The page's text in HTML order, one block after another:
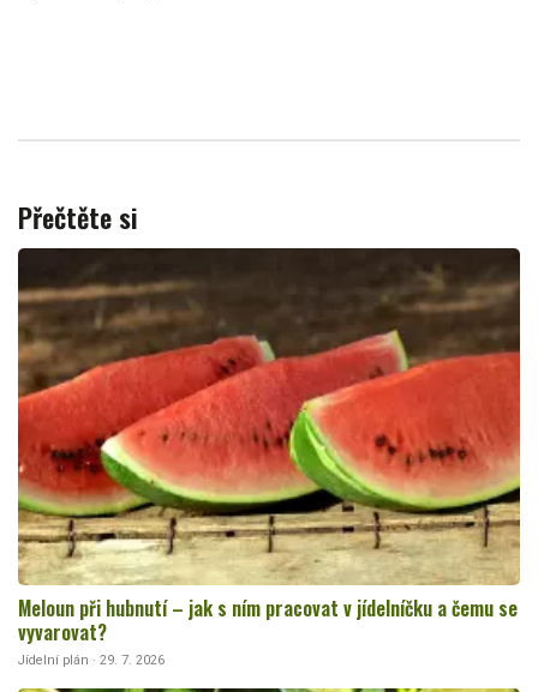
Přečtěte si
Meloun při hubnutí – jak s ním pracovat v jídelníčku a čemu se
vyvarovat?
Jídelní plán · 29. 7. 2026